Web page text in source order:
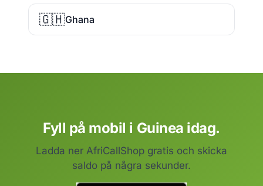
🇬🇭Ghana
Fyll på mobil i Guinea idag.
Ladda ner AfriCallShop gratis och skicka
saldo på några sekunder.